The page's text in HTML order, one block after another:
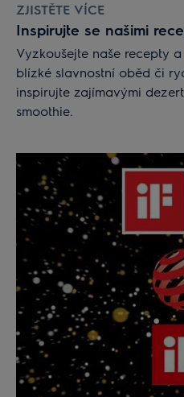
ZJISTĚTE VÍCE
Inspirujte se našimi
Vyzkoušejte naše recepty
blízké slavnostní oběd či
inspirujte zajímavými
smoothie.